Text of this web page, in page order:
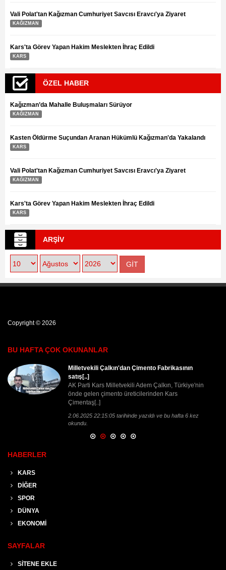
Vali Polat'tan Kağızman Cumhuriyet Savcısı Eravcı'ya Ziyaret
KAĞIZMAN
Kars'ta Görev Yapan Hakim Meslekten İhraç Edildi
KARS
ÖZEL HABER
Kağızman’da Mahalle Buluşmaları Sürüyor
KAĞIZMAN
Kasten Öldürme Suçundan Aranan Hükümlü Kağızman'da Yakalandı
KARS
Vali Polat'tan Kağızman Cumhuriyet Savcısı Eravcı'ya Ziyaret
KAĞIZMAN
Kars'ta Görev Yapan Hakim Meslekten İhraç Edildi
KARS
ARŞİV
Copyright © 2026
BU HAFTA ÇOK OKUNANLAR
Milletvekili Çalkın'dan Çimento Fabrikasının
satış[..]
AK Parti Kars Milletvekili Adem Çalkın, Türkiye'nin
önde gelen çimento üreticilerinden Kars
Çimentaş[..]
2.06.2025 22:15:05 tarihinde yazıldı ve bu hafta 6 kez
okundu.
HABERLER
KARS
DİĞER
SPOR
DÜNYA
EKONOMİ
SAYFALAR
SİTENE EKLE